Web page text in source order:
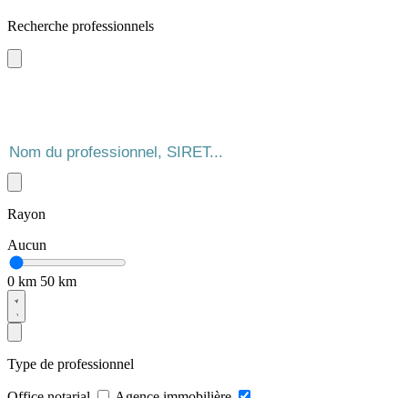
Recherche professionnels
Rayon
Aucun
0 km 50 km
Type de professionnel